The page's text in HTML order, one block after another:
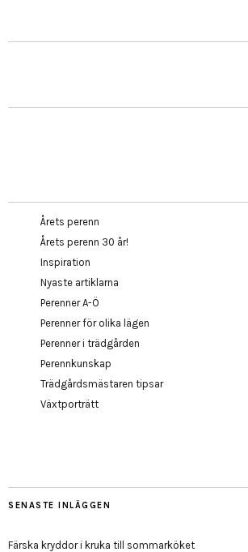
Årets perenn
Årets perenn 30 år!
Inspiration
Nyaste artiklarna
Perenner A-Ö
Perenner för olika lägen
Perenner i trädgården
Perennkunskap
Trädgårdsmästaren tipsar
Växtporträtt
SENASTE INLÄGGEN
Färska kryddor i kruka till sommarköket